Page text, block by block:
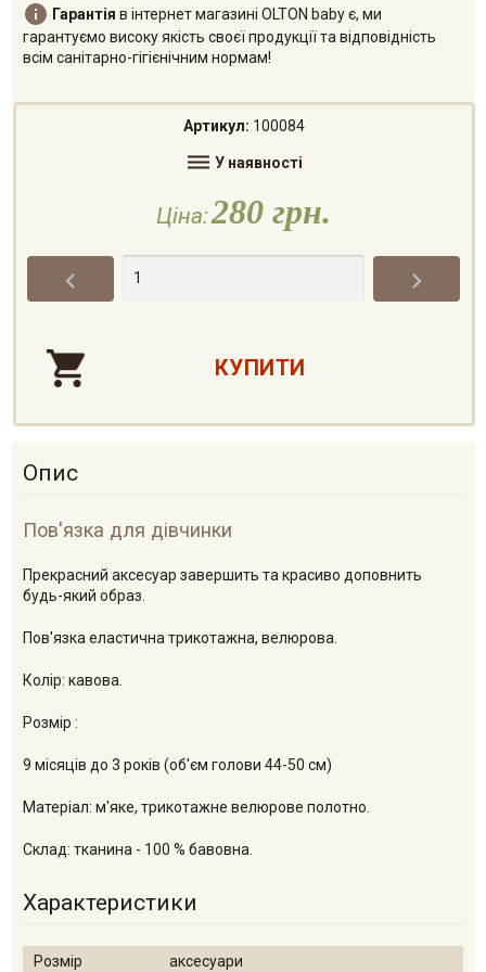
 Гарантія в інтернет магазині OLTON baby є, ми
гарантуємо високу якість своєї продукції та відповідність
всім санітарно-гігієнічним нормам!
Артикул: 100084
 У наявності
Ціна:280 грн.
 
Опис
Пов'язка для дівчинки
Прекрасний аксесуар завершить та красиво доповнить
будь-який образ.
Пов'язка еластична трикотажна, велюрова.
Колір: кавова.
Розмір :
9 місяців до 3 років (об'єм голови 44-50 см)
Матеріал: м'яке, трикотажне велюрове полотно.
Склад: тканина - 100 % бавовна.
Характеристики
Розмір
аксесуари